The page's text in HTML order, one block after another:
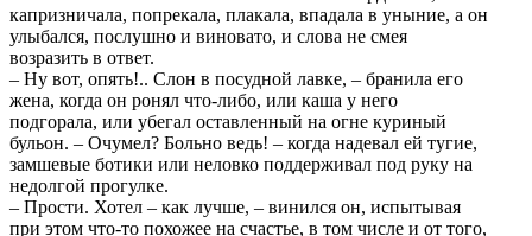
капризничала, попрекала, плакала, впадала в уныние, а он
улыбался, послушно и виновато, и слова не смея
возразить в ответ.
– Ну вот, опять!.. Слон в посудной лавке, – бранила его
жена, когда он ронял что-либо, или каша у него
подгорала, или убегал оставленный на огне куриный
бульон. – Очумел? Больно ведь! – когда надевал ей тугие,
замшевые ботики или неловко поддерживал под руку на
недолгой прогулке.
– Прости. Хотел – как лучше, – винился он, испытывая
при этом что-то похожее на счастье, в том числе и от того,